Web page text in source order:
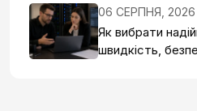
06 СЕРПНЯ, 2026
Як вибрати
швидкість,